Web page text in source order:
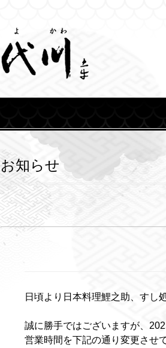
お知らせ
日頃より日本料理鯉之助、すし
誠に勝手ではございますが、
営業時間を下記の通り変更させ